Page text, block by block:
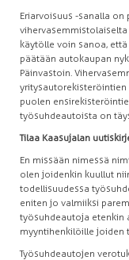
Eriarvoisuus -sanalla
käytölle voin sanoa,
päätään autokaupan
Päinvastoin.
yritysautorekisteröintien
puolen
työsuhdeautoista on
Tilaa Kaasujalan
En missään nimessä
olen joidenkin kuullut
todellisuudessa
eniten jo valmiiksi
työsuhdeautoja etenkin
myyntihenkilöille joiden
Työsuhdeautojen